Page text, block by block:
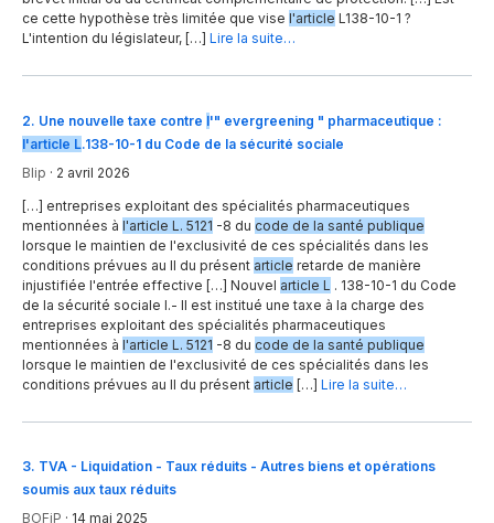
ce cette hypothèse très limitée que vise l'article L138-10-1 ?
L'intention du législateur, […] Lire la suite…
2. Une nouvelle taxe contre l'" evergreening " pharmaceutique :
l'article L.138-10-1 du Code de la sécurité sociale
Blip · 2 avril 2026
[…] entreprises exploitant des spécialités pharmaceutiques
mentionnées à l'article L. 5121 -8 du code de la santé publique
lorsque le maintien de l'exclusivité de ces spécialités dans les
conditions prévues au II du présent article retarde de manière
injustifiée l'entrée effective […] Nouvel article L . 138-10-1 du Code
de la sécurité sociale I.- Il est institué une taxe à la charge des
entreprises exploitant des spécialités pharmaceutiques
mentionnées à l'article L. 5121 -8 du code de la santé publique
lorsque le maintien de l'exclusivité de ces spécialités dans les
conditions prévues au II du présent article […] Lire la suite…
3. TVA - Liquidation - Taux réduits - Autres biens et opérations
soumis aux taux réduits
BOFiP · 14 mai 2025